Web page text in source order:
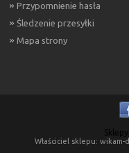
Przypomnienie hasła
Śledzenie przesyłki
Mapa strony
Właściciel sklepu: